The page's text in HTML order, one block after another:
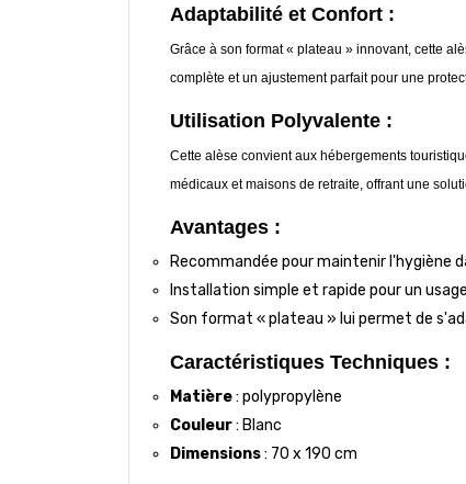
Adaptabilité et Confort :
Grâce à son format « plateau » innovant, cette
complète et un ajustement parfait pour une
Utilisation Polyvalente :
Cette alèse convient aux hébergements
médicaux et maisons de retraite, offrant une
Avantages :
Recommandée pour maintenir l'hygiène
Installation simple et rapide pour un
Son format « plateau » lui permet de
Caractéristiques Techniques :
Matière: polypropylène
Couleur: Blanc
Dimensions: 70 x 190 cm